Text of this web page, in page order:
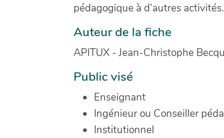
pédagogique à d’autres
Auteur de la fiche
APITUX - Jean-Christophe
Public visé
Enseignant
Ingénieur ou Conseiller
Institutionnel